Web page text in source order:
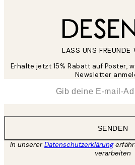
LASS UNS FREUNDE
Erhalte jetzt 15% Rabatt auf Poster,
Newsletter
SENDEN
In unsererDatenschutzerklärung
verarbeiten